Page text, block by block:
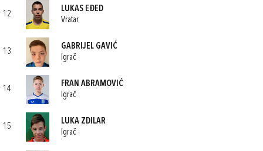
12
LUKAS EĐED
Vratar
13
GABRIJEL GAVIĆ
Igrač
14
FRAN ABRAMOVIĆ
Igrač
15
LUKA ZDILAR
Igrač